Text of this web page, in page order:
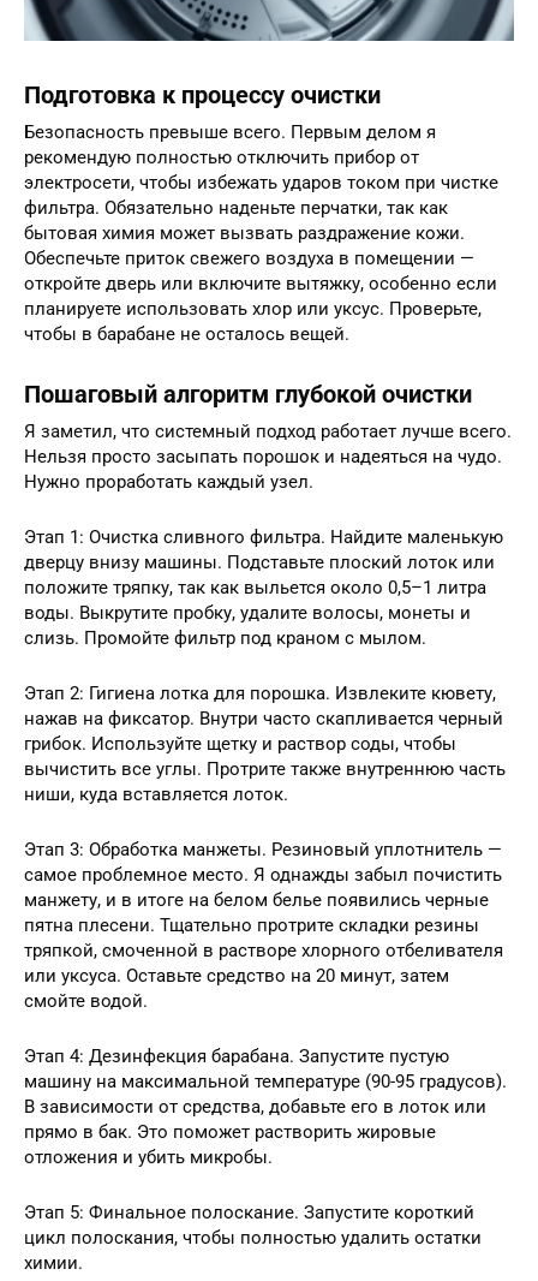
Подготовка к процессу очистки
Безопасность превыше всего. Первым делом я
рекомендую полностью отключить прибор от
электросети, чтобы избежать ударов током при чистке
фильтра. Обязательно наденьте перчатки, так как
бытовая химия может вызвать раздражение кожи.
Обеспечьте приток свежего воздуха в помещении —
откройте дверь или включите вытяжку, особенно если
планируете использовать хлор или уксус. Проверьте,
чтобы в барабане не осталось вещей.
Пошаговый алгоритм глубокой очистки
Я заметил, что системный подход работает лучше всего.
Нельзя просто засыпать порошок и надеяться на чудо.
Нужно проработать каждый узел.
Этап 1: Очистка сливного фильтра. Найдите маленькую
дверцу внизу машины. Подставьте плоский лоток или
положите тряпку, так как выльется около 0,5–1 литра
воды. Выкрутите пробку, удалите волосы, монеты и
слизь. Промойте фильтр под краном с мылом.
Этап 2: Гигиена лотка для порошка. Извлеките кювету,
нажав на фиксатор. Внутри часто скапливается черный
грибок. Используйте щетку и раствор соды, чтобы
вычистить все углы. Протрите также внутреннюю часть
ниши, куда вставляется лоток.
Этап 3: Обработка манжеты. Резиновый уплотнитель —
самое проблемное место. Я однажды забыл почистить
манжету, и в итоге на белом белье появились черные
пятна плесени. Тщательно протрите складки резины
тряпкой, смоченной в растворе хлорного отбеливателя
или уксуса. Оставьте средство на 20 минут, затем
смойте водой.
Этап 4: Дезинфекция барабана. Запустите пустую
машину на максимальной температуре (90-95 градусов).
В зависимости от средства, добавьте его в лоток или
прямо в бак. Это поможет растворить жировые
отложения и убить микробы.
Этап 5: Финальное полоскание. Запустите короткий
цикл полоскания, чтобы полностью удалить остатки
химии.